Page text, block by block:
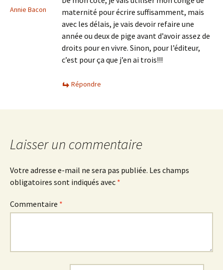
Annie Bacon
maternité pour écrire suffisamment, mais
avec les délais, je vais devoir refaire une
année ou deux de pige avant d’avoir assez de
droits pour en vivre. Sinon, pour l’éditeur,
c’est pour ça que j’en ai trois!!!
Répondre
Laisser un commentaire
Votre adresse e-mail ne sera pas publiée. Les champs
obligatoires sont indiqués avec *
Commentaire *